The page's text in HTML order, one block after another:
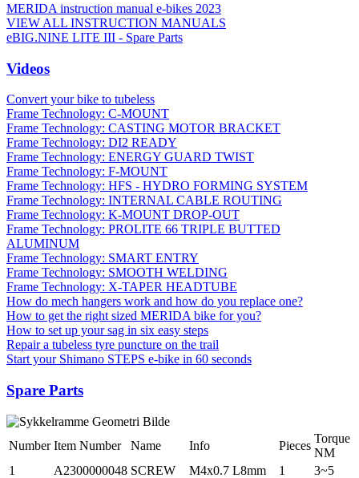
MERIDA instruction manual e-bikes 2023
VIEW ALL INSTRUCTION MANUALS
eBIG.NINE LITE III - Spare Parts
Videos
Convert your bike to tubeless
Frame Technology: C-MOUNT
Frame Technology: CASTING MOTOR BRACKET
Frame Technology: DI2 READY
Frame Technology: ENERGY GUARD TWIST
Frame Technology: F-MOUNT
Frame Technology: HFS - HYDRO FORMING SYSTEM
Frame Technology: INTERNAL CABLE ROUTING
Frame Technology: K-MOUNT DROP-OUT
Frame Technology: PROLITE 66 TRIPLE BUTTED
ALUMINUM
Frame Technology: SMART ENTRY
Frame Technology: SMOOTH WELDING
Frame Technology: X-TAPER HEADTUBE
How do mech hangers work and how do you replace one?
How to get the right sized MERIDA bike for you?
How to set up your sag in six easy steps
Repair a tubeless tyre puncture on the trail
Start your Shimano STEPS e-bike in 60 seconds
Spare Parts
Number Item Number Name Info Pieces
Torque
NM
1
A2300000048 SCREW M4x0.7 L8mm 1
3~5